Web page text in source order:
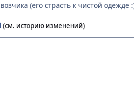
(его страсть к чистой
(см. историю изменений)